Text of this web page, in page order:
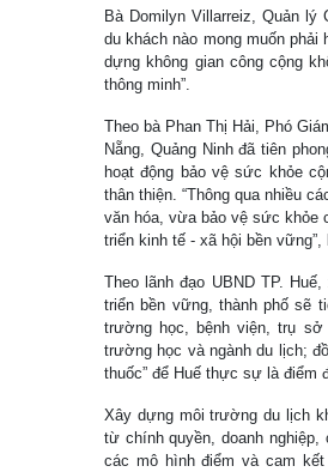
Bà Domilyn Villarreiz, Quản lý
du khách nào mong muốn
dựng không gian công cộng
thông minh”.
Theo bà Phan Thị Hải, Phó
Nẵng, Quảng Ninh đã tiên
hoạt động bảo vệ sức khỏe
thân thiện. “Thông qua nhiều
văn hóa, vừa bảo vệ sức khỏe
triển kinh tế - xã hội bền vững”,
Theo lãnh đạo UBND TP.
triển bền vững, thành phố sẽ
trường học, bệnh viện, trụ sở
trường học và ngành du lịch;
thuốc” để Huế thực sự là điểm
Xây dựng môi trường du lịch
từ chính quyền, doanh
các mô hình điểm và cam